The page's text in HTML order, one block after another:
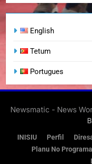
English
Tetum
Portugues
Newsmatic - News
INISIU Perfil
Planu No Programa